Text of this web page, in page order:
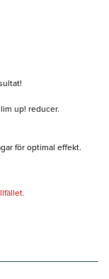
up! reducer.
för optimal effekt.